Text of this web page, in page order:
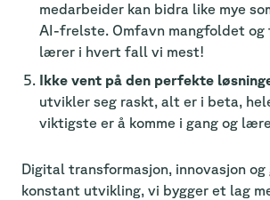
medarbeider kan bidra like mye
AI-frelste. Omfavn mangfoldet og
lærer i hvert fall vi mest!
Ikke vent på den perfekte
utvikler seg raskt, alt er i beta,
viktigste er å komme i gang og
Digital transformasjon, innovasjon
konstant utvikling, vi bygger et lag